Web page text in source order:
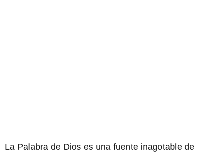
La Palabra de Dios es una fuente inagotable de